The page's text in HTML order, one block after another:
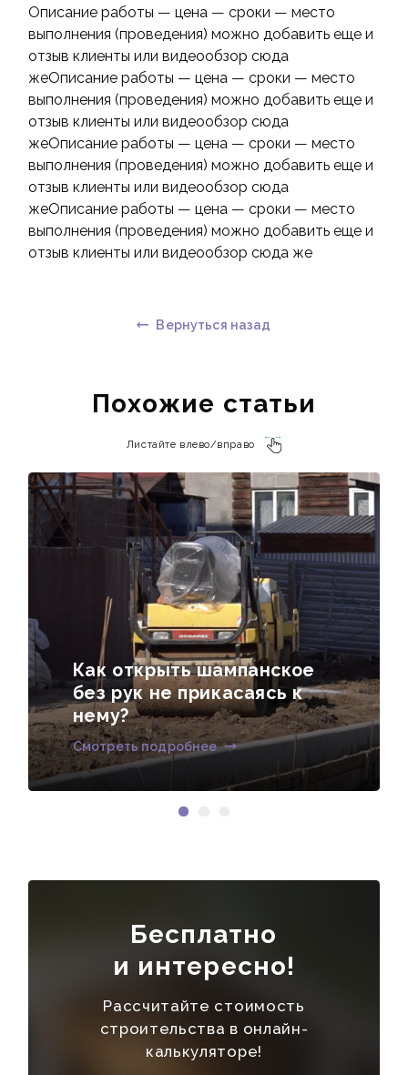
Описание работы — цена — сроки — место
выполнения (проведения) можно добавить еще и
отзыв клиенты или видеообзор сюда
жеОписание работы — цена — сроки — место
выполнения (проведения) можно добавить еще и
отзыв клиенты или видеообзор сюда
жеОписание работы — цена — сроки — место
выполнения (проведения) можно добавить еще и
отзыв клиенты или видеообзор сюда
жеОписание работы — цена — сроки — место
выполнения (проведения) можно добавить еще и
отзыв клиенты или видеообзор сюда же
Вернуться назад
Похожие статьи
Листайте влево/вправо
Как открыть шампанское
без рук не прикасаясь к
нему?
Смотреть подробнее
Бесплатно
и интересно!
Рассчитайте стоимость
строительства в онлайн-
калькуляторе!